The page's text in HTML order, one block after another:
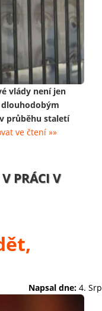
vlády není jen
průběhu staletí
ve čtení »»
PRÁCI V
Napsal dne: 4.